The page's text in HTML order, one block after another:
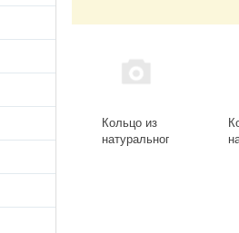
Кольцо из
натурального